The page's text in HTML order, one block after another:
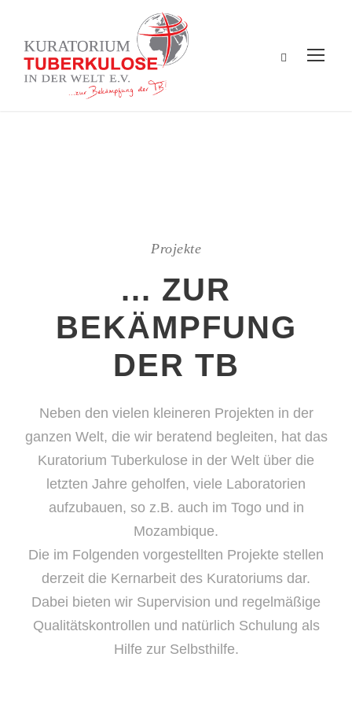
Projekte
... ZUR
BEKÄMPFUNG
DER TB
Neben den vielen kleineren Projekten in der
ganzen Welt, die wir beratend begleiten, hat das
Kuratorium Tuberkulose in der Welt über die
letzten Jahre geholfen, viele Laboratorien
aufzubauen, so z.B. auch im Togo und in
Mozambique.
Die im Folgenden vorgestellten Projekte stellen
derzeit die Kernarbeit des Kuratoriums dar.
Dabei bieten wir Supervision und regelmäßige
Qualitätskontrollen und natürlich Schulung als
Hilfe zur Selbsthilfe.